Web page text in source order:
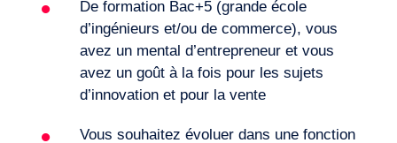
Nous contacter
FR
De formation Bac+5 (grande école
d’ingénieurs et/ou de commerce), vous
avez un mental d’entrepreneur et vous
avez un goût à la fois pour les sujets
d’innovation et pour la vente
Vous souhaitez évoluer dans une fonction